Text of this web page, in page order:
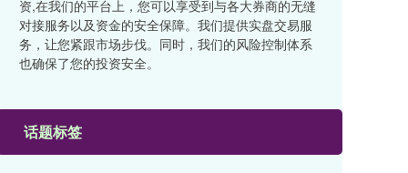
资,在我们的平台上，您可以享受到与各大券商的无缝
对接服务以及资金的安全保障。我们提供实盘交易服
务，让您紧跟市场步伐。同时，我们的风险控制体系
也确保了您的投资安全。
话题标签